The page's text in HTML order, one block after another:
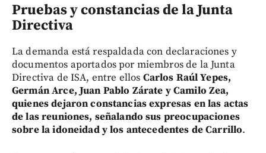
Pruebas y constancias de la Junta
Directiva
La demanda está respaldada con declaraciones y
documentos aportados por miembros de la Junta
Directiva de ISA, entre ellos Carlos Raúl Yepes,
Germán Arce, Juan Pablo Zárate y Camilo Zea,
quienes dejaron constancias expresas en las actas
de las reuniones, señalando sus preocupaciones
sobre la idoneidad y los antecedentes de Carrillo.